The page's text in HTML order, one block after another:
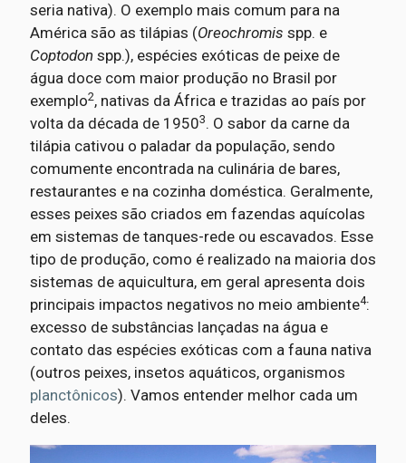
seria nativa). O exemplo mais comum para na
América são as tilápias (Oreochromis spp. e
Coptodon spp.), espécies exóticas de peixe de
água doce com maior produção no Brasil por
exemplo2, nativas da África e trazidas ao país por
volta da década de 19503. O sabor da carne da
tilápia cativou o paladar da população, sendo
comumente encontrada na culinária de bares,
restaurantes e na cozinha doméstica. Geralmente,
esses peixes são criados em fazendas aquícolas
em sistemas de tanques-rede ou escavados. Esse
tipo de produção, como é realizado na maioria dos
sistemas de aquicultura, em geral apresenta dois
principais impactos negativos no meio ambiente4:
excesso de substâncias lançadas na água e
contato das espécies exóticas com a fauna nativa
(outros peixes, insetos aquáticos, organismos
planctônicos). Vamos entender melhor cada um
deles.